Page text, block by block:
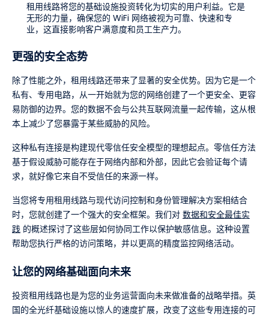
租用线路将您的基础设施投资转化为切实的用户利益。它是
无形的力量，确保您的 WiFi 网络被视为可靠、快速和专
业，这直接影响客户满意度和员工生产力。
更强的安全态势
除了性能之外，租用线路还带来了显著的安全优势。因为它是一个
私有、专用电路，从一开始就为您的网络创建了一个更安全、更容
易防御的边界。您的数据不会与公共互联网流量一起传输，这从根
本上减少了您暴露于某些威胁的风险。
这种私有连接是构建现代零信任安全模型的理想起点。零信任方法
基于假设威胁可能存在于网络内部和外部，因此它会验证每个请
求，就好像它来自不受信任的来源一样。
当您将专用租用线路与现代访问控制和身份管理解决方案相结合
时，您就创建了一个强大的安全框架。我们对 数据和安全最佳实
践 的概述探讨了这些层如何协同工作以保护敏感信息。这种设置
帮助您执行严格的访问策略，并以更高的精度监控网络活动。
让您的网络基础面向未来
投资租用线路也是为您的业务运营面向未来做准备的战略举措。英
国的全光纤基础设施以惊人的速度扩展，改变了这些专用连接的可